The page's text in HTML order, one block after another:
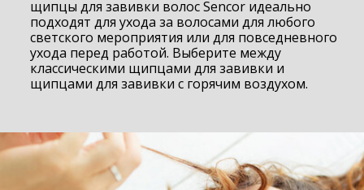
БЫТОВАЯ ТЕХНИКА
ТОВАРЫ ДЛЯ ЗДОРОВЬЯ И КРАСОТЫ
щипцы для завивки волос Sencor идеально
подходят для ухода за волосами для любого
светского мероприятия или для повседневного
ухода перед работой. Выберите между
классическими щипцами для завивки и
щипцами для завивки с горячим воздухом.